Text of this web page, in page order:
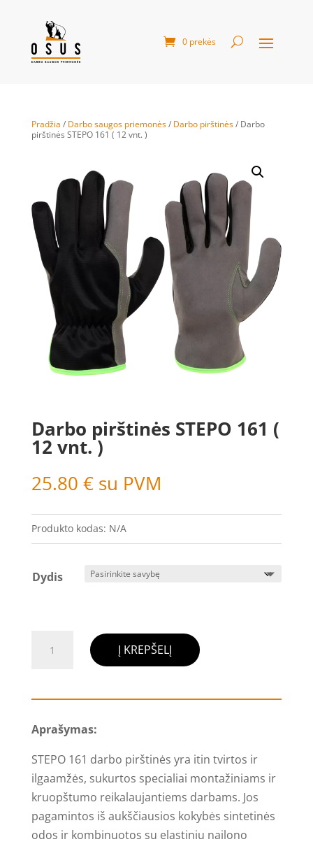
0 prekės
Pradžia / Darbo saugos priemonės/ Darbo pirštinės/ Darbo
pirštinės STEPO 161 ( 12 vnt. )
Darbo pirštinės STEPO 161 (
12 vnt. )
25.80 € su PVM
Produkto kodas: N/A
Dydis
kiekis:
pirštinės
161
(
12
vnt.
Į KREPŠELĮ
Aprašymas:
STEPO 161 darbo pirštinės yra itin tvirtos ir
ilgaamžės, sukurtos specialiai montažiniams ir
kruopštumo reikalaujantiems darbams. Jos
pagamintos iš aukščiausios kokybės sintetinės
odos ir kombinuotos su elastiniu nailono